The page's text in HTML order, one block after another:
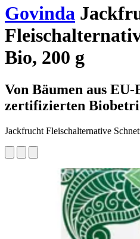
Govinda
Bio, 200 g
Von Bäumen aus
zertifizierten
Jackfrucht Fleischalternative